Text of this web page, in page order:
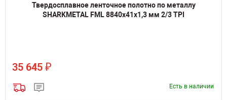
Твердосплавное ленточное полотно по металлу
SHARKMETAL FML 8840х41х1,3 мм 2/3 TPI
35 645 ₽
Есть в наличии